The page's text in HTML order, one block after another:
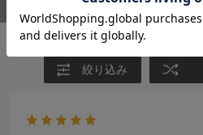
絞り込み